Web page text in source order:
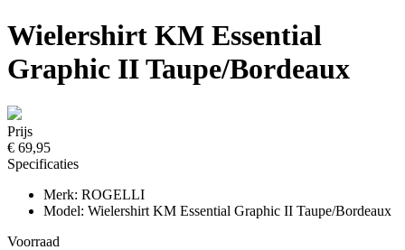
Wielershirt KM Essential
Graphic II Taupe/Bordeaux
Prijs
€ 69,95
Specificaties
Merk: ROGELLI
Model: Wielershirt KM Essential Graphic II Taupe/Bordeaux
Voorraad